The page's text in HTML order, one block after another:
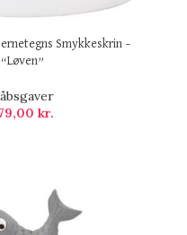
Smykkeskrin –
“Løven”
kr.